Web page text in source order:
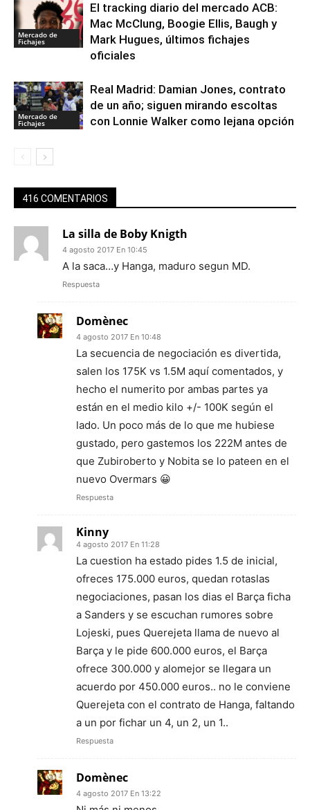
Mercado de
Fichajes
El tracking diario del mercado ACB:
Mac McClung, Boogie Ellis, Baugh y
Mark Hugues, últimos fichajes
oficiales
Mercado de
Fichajes
Real Madrid: Damian Jones, contrato
de un año; siguen mirando escoltas
con Lonnie Walker como lejana opción
416 COMENTARIOS
La silla de Boby Knigth
4 agosto 2017 En 10:45
A la saca…y Hanga, maduro segun MD.
Respuesta
Domènec
4 agosto 2017 En 10:48
La secuencia de negociación es divertida,
salen los 175K vs 1.5M aquí comentados, y
hecho el numerito por ambas partes ya
están en el medio kilo +/- 100K según el
lado. Un poco más de lo que me hubiese
gustado, pero gastemos los 222M antes de
que Zubiroberto y Nobita se lo pateen en el
nuevo Overmars 😀
Respuesta
Kinny
4 agosto 2017 En 11:28
La cuestion ha estado pides 1.5 de inicial,
ofreces 175.000 euros, quedan rotaslas
negociaciones, pasan los dias el Barça ficha
a Sanders y se escuchan rumores sobre
Lojeski, pues Querejeta llama de nuevo al
Barça y le pide 600.000 euros, el Barça
ofrece 300.000 y alomejor se llegara un
acuerdo por 450.000 euros.. no le conviene
Querejeta con el contrato de Hanga, faltando
a un por fichar un 4, un 2, un 1..
Respuesta
Domènec
4 agosto 2017 En 13:22